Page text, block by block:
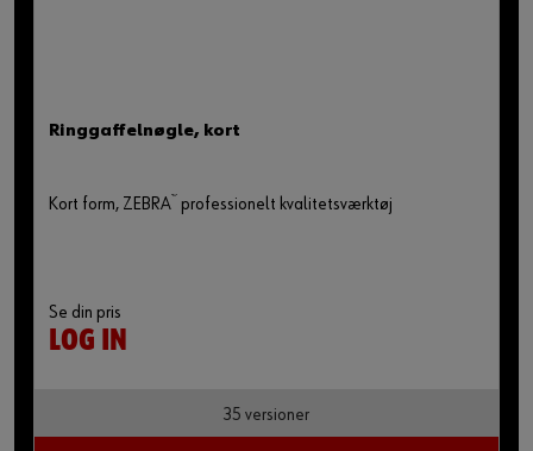
Ringgaffelnøgle, kort
Kort form, ZEBRA
®
professionelt kvalitetsværktøj
Se din pris
LOG IN
35 versioner